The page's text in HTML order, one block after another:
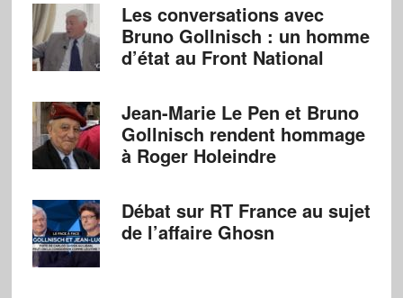
Les conversations avec
Bruno Gollnisch : un homme
d’état au Front National
Jean-Marie Le Pen et Bruno
Gollnisch rendent hommage
à Roger Holeindre
Débat sur RT France au sujet
de l’affaire Ghosn